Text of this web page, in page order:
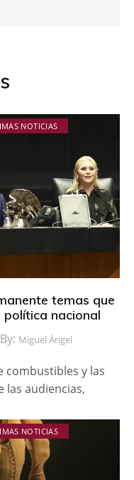
NOTICIAS
temas que
nacional
Miguel Ángel
combustibles y las
las audiencias,
NOTICIAS